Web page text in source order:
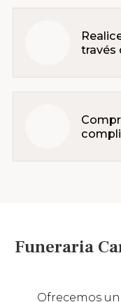
través
Funeraria
Ofrecemos